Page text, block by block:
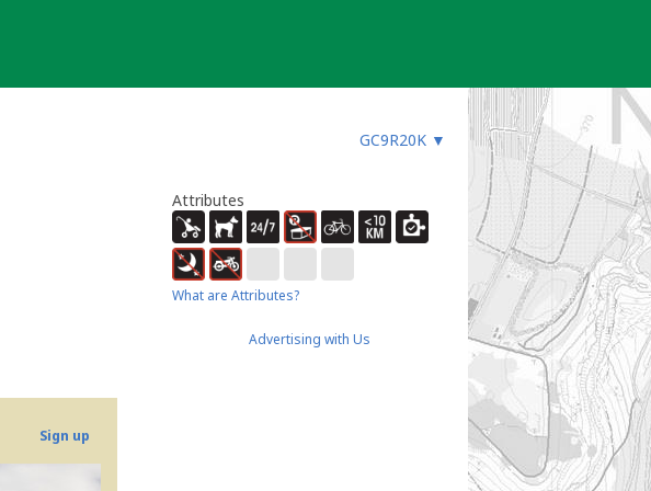
GC9R20K ▼
Sign up
Attributes
What are Attributes?
Advertising with Us